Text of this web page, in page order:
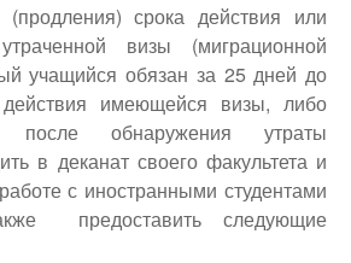
срока действия или
визы (миграционной
учащийся обязан за 25 дней до
действия имеющейся визы, либо
после обнаружения утраты
в деканат своего факультета и
с иностранными студентами
предоставить следующие